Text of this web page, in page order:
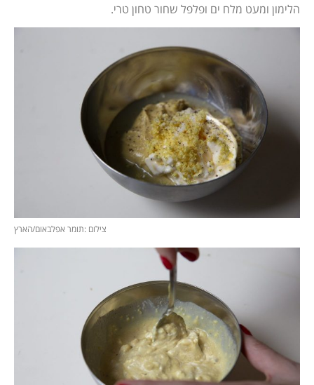
הלימון ומעט מלח ים ופלפל שחור טחון טרי.
צילום :תומר אפלבאום/הארץ